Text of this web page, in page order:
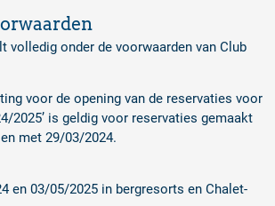
volledig onder de voorwaarden van Club
voor de opening van de reservaties voor
2025’ is geldig voor reservaties gemaakt
met 29/03/2024.
en 03/05/2025 in bergresorts en Chalet-